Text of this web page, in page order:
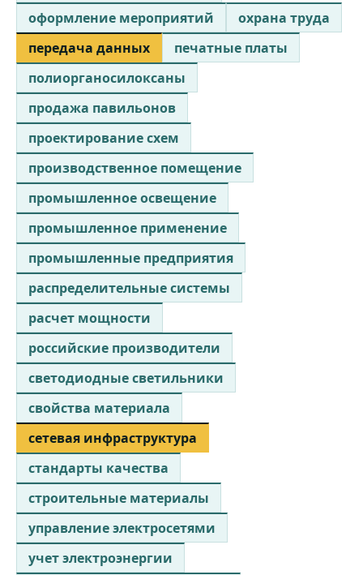
оформление мероприятий
охрана труда
передача данных
печатные платы
полиорганосилоксаны
продажа павильонов
проектирование схем
производственное помещение
промышленное освещение
промышленное применение
промышленные предприятия
распределительные системы
расчет мощности
российские производители
светодиодные светильники
свойства материала
сетевая инфраструктура
стандарты качества
строительные материалы
управление электросетями
учет электроэнергии